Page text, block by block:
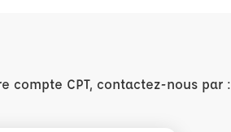
compte CPT, contactez-nous par :